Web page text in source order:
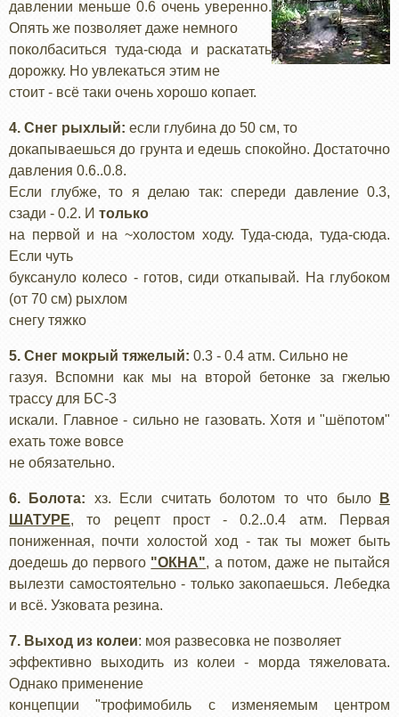
давлении меньше 0.6 очень уверенно.
Опять же позволяет даже немного
поколбаситься туда-сюда и раскатать
дорожку. Но увлекаться этим не
стоит - всё таки очень хорошо копает.
4. Снег рыхлый: если глубина до 50 см, то
докапываешься до грунта и едешь спокойно. Достаточно
давления 0.6..0.8.
Если глубже, то я делаю так: спереди давление 0.3,
сзади - 0.2. И только
на первой и на ~холостом ходу. Туда-сюда, туда-сюда.
Если чуть
буксануло колесо - готов, сиди откапывай. На глубоком
(от 70 см) рыхлом
снегу тяжко
5. Снег мокрый тяжелый: 0.3 - 0.4 атм. Сильно не
газуя. Вспомни как мы на второй бетонке за гжелью
трассу для БС-3
искали. Главное - сильно не газовать. Хотя и "шёпотом"
ехать тоже вовсе
не обязательно.
6. Болота: хз. Если считать болотом то что было
В
ШАТУРЕ, то рецепт прост - 0.2..0.4 атм. Первая
пониженная, почти холостой ход - так ты может быть
доедешь до первого "ОКНА", а потом, даже не пытайся
вылезти самостоятельно - только закопаешься. Лебедка
и всё. Узковата резина.
7. Выход из колеи: моя развесовка не позволяет
эффективно выходить из колеи - морда тяжеловата.
Однако применение
концепции "трофимобиль с изменяемым центром